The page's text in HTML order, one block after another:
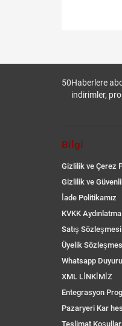
50Haberlere
indirimler,
Bilgi
Gizlilik ve Çerez
Gizlilik ve
İade Politikamız
KVKK
Satış Sözleşmesi
Üyelik
Whatsapp
XML LİNKİMİZ
Entegrasyon
Pazaryeri Kar
Teslimat